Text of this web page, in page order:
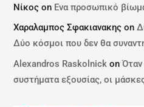
Νίκος on Ενα προσωπικό
Χαραλαμπος Σφακιανακης on
Δύο κόσμοι που δεν θα
Alexandros Raskolnick onΌταν
συστήματα εξουσίας, οι